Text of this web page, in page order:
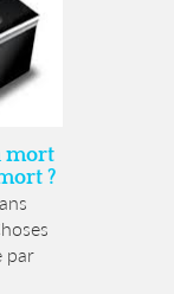
mort
?
par